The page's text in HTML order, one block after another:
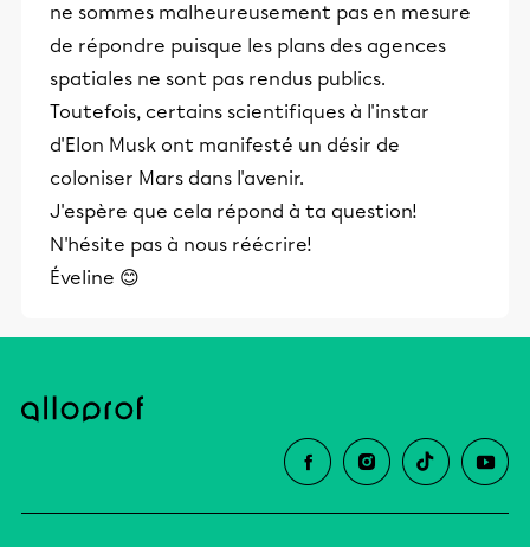
ne sommes malheureusement pas en mesure
de répondre puisque les plans des agences
spatiales ne sont pas rendus publics.
Toutefois, certains scientifiques à l'instar
d'Elon Musk ont manifesté un désir de
coloniser Mars dans l'avenir.
J'espère que cela répond à ta question!
N'hésite pas à nous réécrire!
Éveline 😊